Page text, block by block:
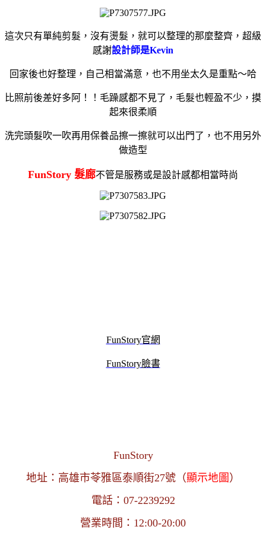
這次只有單純剪髮，沒有燙髮，就可以整理的那麼整齊，超級
感謝設計師是Kevin
回家後也好整理，自己相當滿意，也不用坐太久是重點～哈
比照前後差好多阿！！毛躁感都不見了，毛髮也輕盈不少，摸
起來很柔順
洗完頭髮吹一吹再用保養品擦一擦就可以出門了，也不用另外
做造型
FunStory 髮廊不管是服務或是設計感都相當時尚
FunStory官網
FunStory臉書
FunStory
地址：高雄市苓雅區泰順街27號（顯示地圖 ）
電話：07-2239292
營業時間：12:00-20:00